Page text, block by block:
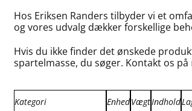
Hos Eriksen Randers tilbyder vi et
og vores udvalg dækker forskellige
Hvis du ikke finder det ønskede
spartelmasse, du søger. Kontakt os på
Kategori
EnhedVægtIndhold